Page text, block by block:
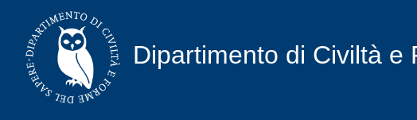
Vai al contenuto
Dipartimento di Civiltà e